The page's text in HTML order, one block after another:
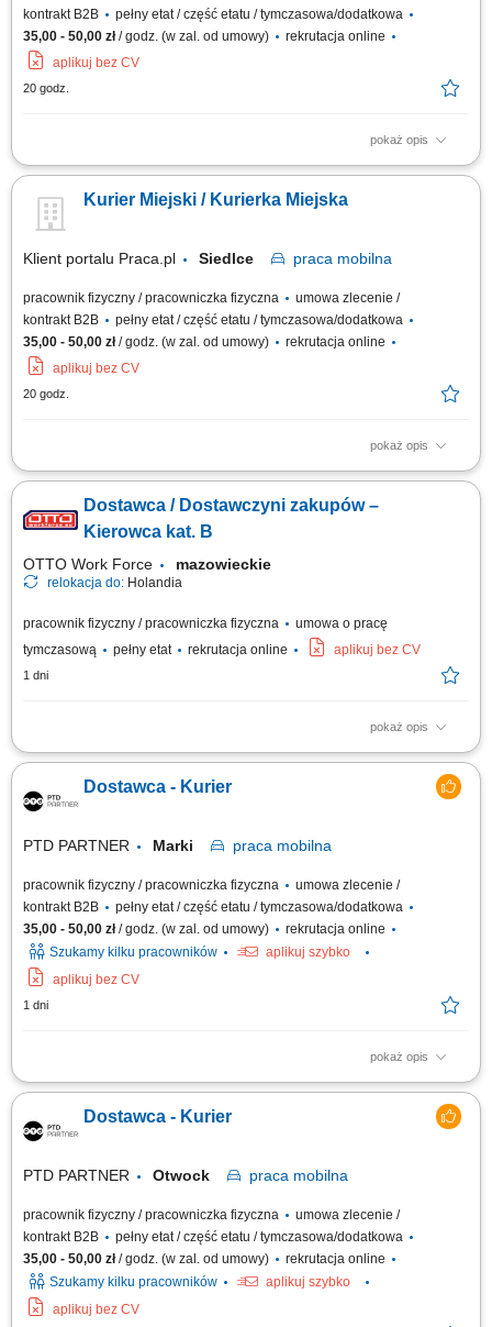
kontrakt B2B
pełny etat / część etatu / tymczasowa/dodatkowa
35,00 - 50,00 zł/ godz. (w zal. od umowy)
rekrutacja online
aplikuj bez CV
20 godz.
pokaż opis
odbiór i dostarczanie posiłków, zakupów oraz drobnych przesyłek na
dotarły w nienaruszonym stanie, utrzymywanie pozytywnych relacji z
klientami i dbanie o wysoką jakość obsługi, realizacja dostaw w systemie
Kurier Miejski / Kurierka Miejska
Klient portalu Praca.pl Siedlce praca mobilna
pracownik fizyczny / pracowniczka fizyczna
umowa zlecenie /
kontrakt B2B
pełny etat / część etatu / tymczasowa/dodatkowa
35,00 - 50,00 zł/ godz. (w zal. od umowy)
rekrutacja online
aplikuj bez CV
20 godz.
pokaż opis
odbiór i dostarczanie posiłków, zakupów oraz drobnych przesyłek na
dotarły w nienaruszonym stanie, utrzymywanie pozytywnych relacji z
klientami i dbanie o wysoką jakość obsługi, realizacja dostaw w systemie
Dostawca / Dostawczyni zakupów –
Kierowca kat. B
OTTO Work Force mazowieckie
relokacja do: Holandia
pracownik fizyczny / pracowniczka fizyczna
umowa o pracę
tymczasową
pełny etat rekrutacja online aplikuj bez CV
1 dni
pokaż opis
Otrzymujesz całkowite wynagrodzenie brutto w wysokości 17,69 € za
wysokości 15.15 € za godzinę, uzupełnionego dodatkiem ADV, dodatkiem
urlopowym i udziałem w zyskach. W zależności od zakresu obowiązków
Dostawca - Kurier
PTD PARTNER Marki praca mobilna
pracownik fizyczny / pracowniczka fizyczna
umowa zlecenie /
kontrakt B2B
pełny etat / część etatu / tymczasowa/dodatkowa
35,00 - 50,00 zł/ godz. (w zal. od umowy)
rekrutacja online
Szukamy kilku pracowników
aplikuj szybko
aplikuj bez CV
1 dni
pokaż opis
Zakres obowiązków Odbieranie i dostarczanie posiłków/zakupów;
Utrzymywanie dobrych relacji z klientami;
Dostawca - Kurier
PTD PARTNER Otwock praca mobilna
pracownik fizyczny / pracowniczka fizyczna
umowa zlecenie /
kontrakt B2B
pełny etat / część etatu / tymczasowa/dodatkowa
35,00 - 50,00 zł/ godz. (w zal. od umowy)
rekrutacja online
Szukamy kilku pracowników
aplikuj szybko
aplikuj bez CV